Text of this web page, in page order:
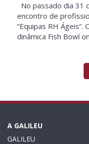
No passado dia 31
encontro de
“Equipas RH
dinâmica Fish Bowl
A GALILEU
GALILEU